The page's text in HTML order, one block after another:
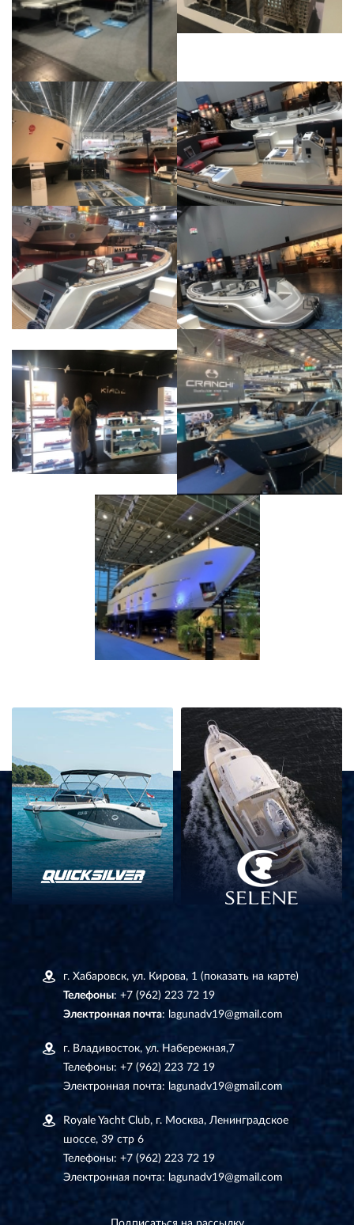
г. Хабаровск, ул. Кирова, 1 (показать на карте)
Телефоны: +7 (962) 223 72 19
Электронная почта: lagunadv19@gmail.com
г. Владивосток, ул. Набережная,7
Телефоны: +7 (962) 223 72 19
Электронная почта: lagunadv19@gmail.com
Royale Yacht Club, г. Москва, Ленинградское
шоссе, 39 стр 6
Телефоны: +7 (962) 223 72 19
Электронная почта: lagunadv19@gmail.com